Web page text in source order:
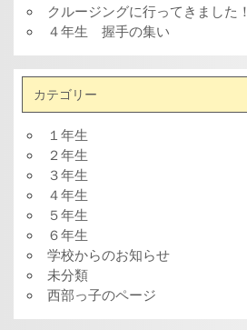
クルージングに行ってきました！
４年生 握手の集い
カテゴリー
１年生
２年生
３年生
４年生
５年生
６年生
学校からのお知らせ
未分類
西部っ子のページ